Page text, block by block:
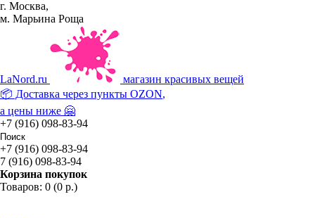
г. Москва,
м. Марьина Роща
LaNord.ru
магазин красивых вещей
📦 Доставка через пункты OZON,
а цены ниже 🤗
+7 (916) 098-83-94
+7 (916) 098-83-94
7 (916) 098-83-94
Корзина покупок
Товаров: 0 (0 р.)